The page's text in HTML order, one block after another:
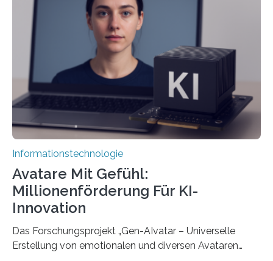
Informationstechnologie
Avatare Mit Gefühl:
Millionenförderung Für KI-
Innovation
Das Forschungsprojekt „Gen-AIvatar – Universelle
Erstellung von emotionalen und diversen Avataren